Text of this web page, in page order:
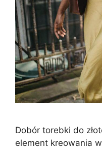
Dobór torebki do
element kreowania